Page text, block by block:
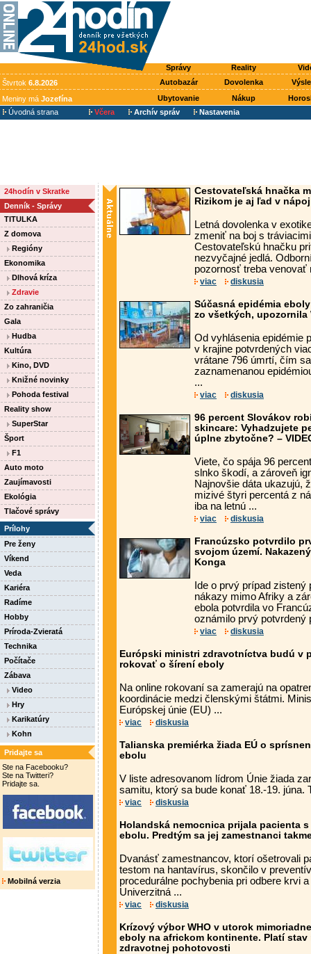
Správy Reality
Štvrtok 6.8.2026 Autobazár Dovolenka
Meniny má Jozefína Ubytovanie Nákup
Úvodná strana
Včera Archív správ Nastavenia
24hodín v Skratke
Denník - Správy
TITULKA
Z domova
Regióny
Ekonomika
Dlhová kríza
Zdravie
Zo zahraničia
Gala
Hudba
Kultúra
Kino, DVD
Knižné novinky
Pohoda festival
Reality show
SuperStar
Šport
F1
Auto moto
Zaujímavosti
Ekológia
Tlačové správy
Prílohy
Pre ženy
Víkend
Veda
Kariéra
Radíme
Hobby
Príroda-Zvieratá
Technika
Počítače
Zábava
Video
Hry
Karikatúry
Kohn
Pridajte sa
Ste na Facebooku?
Ste na Twitteri?
Pridajte sa.
Mobilná verzia
Cestovateľská hnačka
Rizikom je aj ľad v
Letná dovolenka v
zmeniť na boj s
Cestovateľskú hnačku
nezvyčajné jedlá.
pozornosť treba venovať
viac diskusia
Súčasná epidémia
zo všetkých, upozornila
Od vyhlásenia epidémie
v krajine potvrdených
vrátane 796 úmrtí, čím
zaznamenanou
...
viac diskusia
96 percent Slovákov
skincare: Vyhadzujete
úplne zbytočne? –
Viete, čo spája 96
slnko škodí, a zároveň
Najnovšie dáta ukazujú,
mizivé štyri percentá z
iba na letnú ...
viac diskusia
Francúzsko potvrdilo
svojom území.
Konga
Ide o prvý prípad
nákazy mimo Afriky a
ebola potvrdila vo
oznámilo prvý potvrdený
viac diskusia
Európski ministri zdravotníctva budú v
rokovať o šírení eboly
Na online rokovaní sa zamerajú na
koordinácie medzi členskými štátmi.
Európskej únie (EU) ...
viac diskusia
Talianska premiérka žiada EÚ o
ebolu
V liste adresovanom lídrom Únie žiada
samitu, ktorý sa bude konať 18.-19. júna.
viac diskusia
Holandská nemocnica prijala pacienta
ebolu. Predtým sa jej zamestnanci
Dvanásť zamestnancov, ktorí ošetrovali
testom na hantavírus, skončilo v
procedurálne pochybenia pri odbere krvi
Univerzitná ...
viac diskusia
Krízový výbor WHO v utorok
eboly na africkom kontinente. Platí stav
zdravotnej pohotovosti